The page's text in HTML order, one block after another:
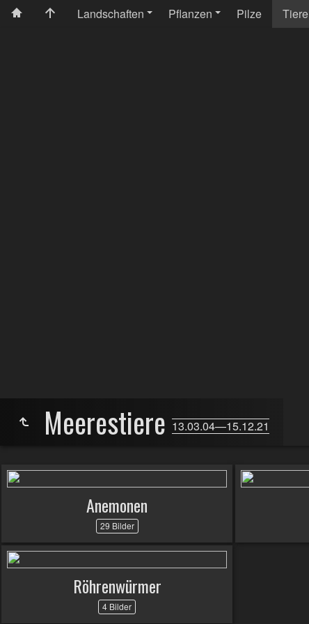
Landschaften Pflanzen Pilze Tiere
Meerestiere 13.03.04—15.12.21
Anemonen
29 Bilder
Röhrenwürmer
4 Bilder